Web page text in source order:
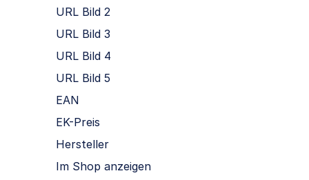
URL Bild 2
URL Bild 3
URL Bild 4
URL Bild 5
EAN
EK-Preis
Hersteller
Im Shop anzeigen